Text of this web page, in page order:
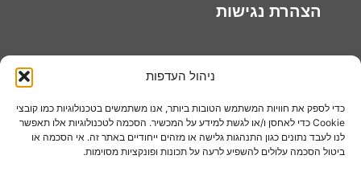
ניהול העדפות
כדי לספק את חוויות המשתמש הטובות ביותר, אנו משתמשים בטכנולוגיות כמו קובצי
Cookie כדי לאחסן ו/או לגשת למידע על המכשיר. הסכמה לטכנולוגיות אלו תאפשר
לנו לעבד נתונים כגון התנהגות גלישה או מזהים ייחודיים באתר זה. אי הסכמה או
ביטול הסכמה עלולים להשפיע לרעה על תכונות ופונקציות מסוימות.
הצהרת נגישות
נואמים,סטנדים לתצוגה ומערכות ושיטות מתקדמות בתחום השילוט
והתצוגה, החברה מתמחה בתחומי שילוט חדשניים, תוך שימת דגש על
איכות המוצרים ועל מתן שירות מקצועי ואמין ללקוחותיה.